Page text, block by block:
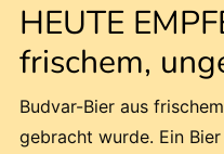
HEUTE
frischem,
Budvar-Bier aus
gebracht wurde. Ein